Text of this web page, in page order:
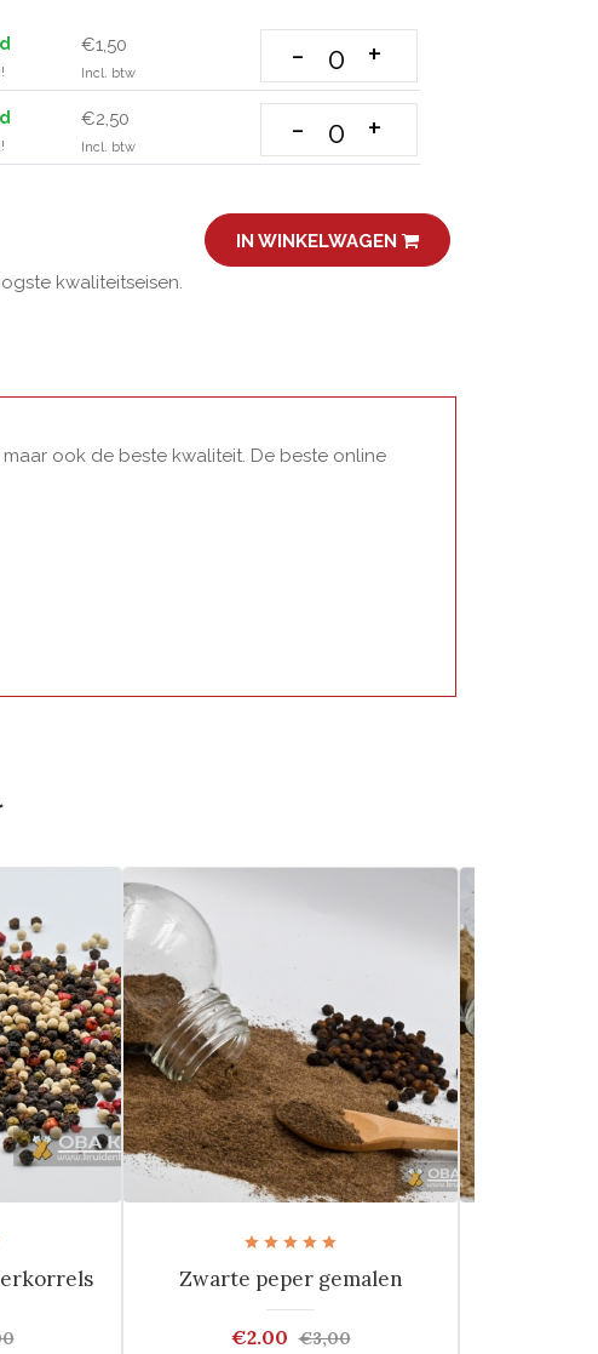
€1,50
Incl. btw - +
€2,50
Incl. btw - +
IN WINKELWAGEN
kwaliteitseisen.
ook de beste kwaliteit. De beste online
Zwarte peper gemalen
€2.00 €3,00